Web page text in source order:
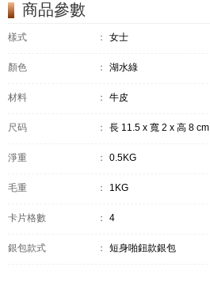
商品參數
樣式 ： 女士
顏色 ： 湖水綠
材料 ： 牛皮
尺码 ： 長 11.5 x 寬 2 x 高 8 cm
淨重 ： 0.5KG
毛重 ： 1KG
卡片格數 ： 4
銀包款式 ： 短身啪鈕款銀包